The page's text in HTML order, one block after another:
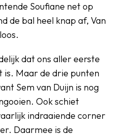
Soufiane net op
de bal heel knap af, Van
dat ons aller eerste
is. Maar de drie punten
Sem van Duijn is nog
Ook schiet
indraaiende corner
Daarmee is de